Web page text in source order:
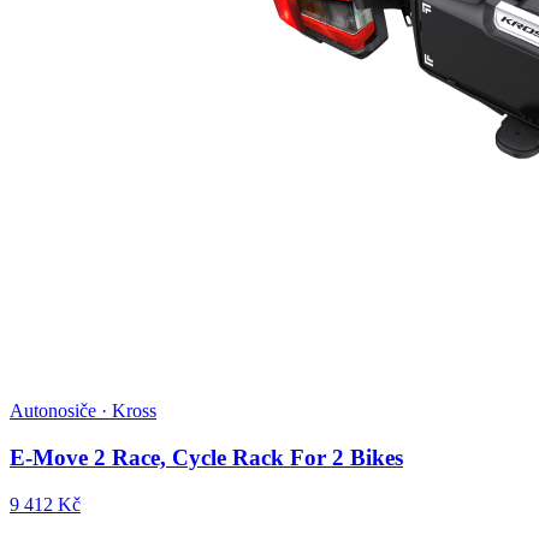
Autonosiče · Kross
E-Move 2 Race, Cycle Rack For 2 Bikes
9 412 Kč